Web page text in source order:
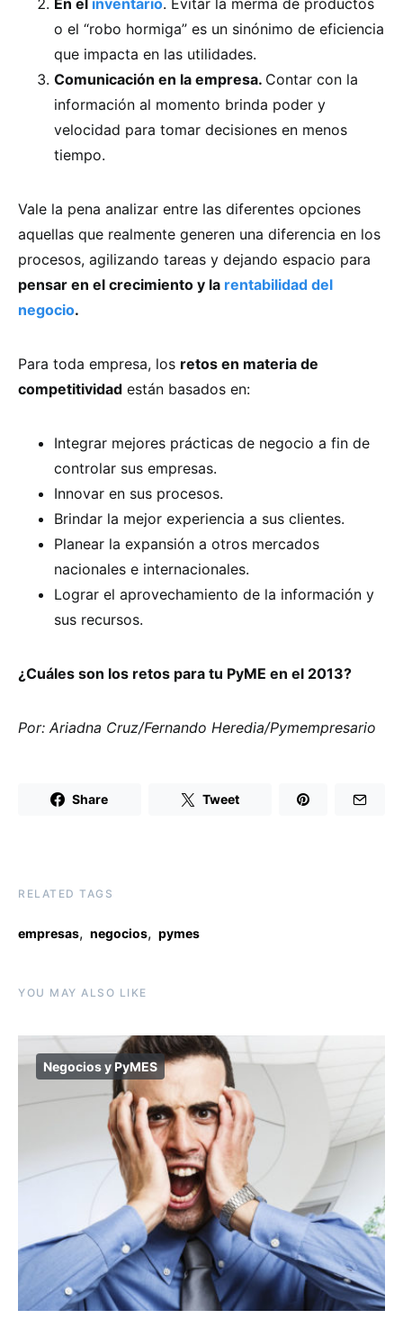
o el “robo hormiga” es un sinónimo de eficiencia
que impacta en las utilidades.
Comunicación en la empresa. Contar con la
información al momento brinda poder y
velocidad para tomar decisiones en menos
tiempo.
Vale la pena analizar entre las diferentes opciones
aquellas que realmente generen una diferencia en los
procesos, agilizando tareas y dejando espacio para
pensar en el crecimiento y la rentabilidad del
negocio.
Para toda empresa, los retos en materia de
competitividad están basados en:
Integrar mejores prácticas de negocio a fin de
controlar sus empresas.
Innovar en sus procesos.
Brindar la mejor experiencia a sus clientes.
Planear la expansión a otros mercados
nacionales e internacionales.
Lograr el aprovechamiento de la información y
sus recursos.
¿Cuáles son los retos para tu PyME en el 2013?
Por: Ariadna Cruz/Fernando Heredia/Pymempresario
Share Tweet
RELATED TAGS
empresas, negocios, pymes
YOU MAY ALSO LIKE
Negocios y PyMES